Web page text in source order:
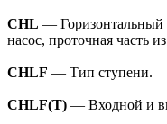
CHL — Горизонтальный
насос, проточная часть
CHLF — Тип ступени.
CHLF(Т) — Входной и